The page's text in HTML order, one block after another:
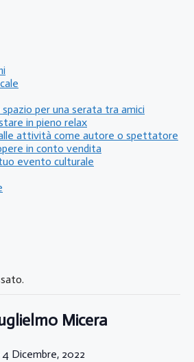
per una serata tra amici
in pieno relax
attività come autore o spettatore
in conto vendita
evento culturale
Micera
4 Dicembre, 2022